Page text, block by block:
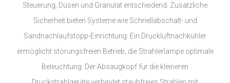
Steuerung, Düsen und Granulat entscheidend. Zusätzliche
Sicherheit bieten Systeme wie Schnellabschalt- und
Sandnachlaufstopp-Einrichtung. Ein Druckluftnachkühler
ermöglicht störungsfreien Betrieb, die Strahlerlampe optimale
Beleuchtung. Der Absaugkopf für die kleineren